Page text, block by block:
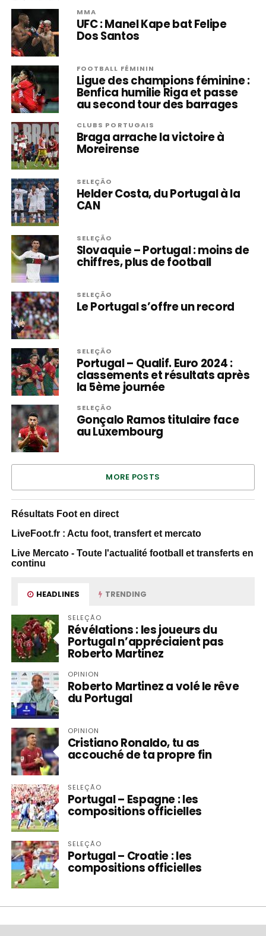
MMA
UFC : Manel Kape bat Felipe
Dos Santos
FOOTBALL FÉMININ
Ligue des champions féminine :
Benfica humilie Riga et passe
au second tour des barrages
CLUBS PORTUGAIS
Braga arrache la victoire à
Moreirense
SELEÇÃO
Helder Costa, du Portugal à la
CAN
SELEÇÃO
Slovaquie – Portugal : moins de
chiffres, plus de football
SELEÇÃO
Le Portugal s’offre un record
SELEÇÃO
Portugal – Qualif. Euro 2024 :
classements et résultats après
la 5ème journée
SELEÇÃO
Gonçalo Ramos titulaire face
au Luxembourg
MORE POSTS
Résultats Foot en direct
LiveFoot.fr : Actu foot, transfert et mercato
Live Mercato - Toute l'actualité football et transferts en
continu
HEADLINES TRENDING
SELEÇÃO
Révélations : les joueurs du
Portugal n’appréciaient pas
Roberto Martinez
OPINION
Roberto Martinez a volé le rêve
du Portugal
OPINION
Cristiano Ronaldo, tu as
accouché de ta propre fin
SELEÇÃO
Portugal – Espagne : les
compositions officielles
SELEÇÃO
Portugal – Croatie : les
compositions officielles